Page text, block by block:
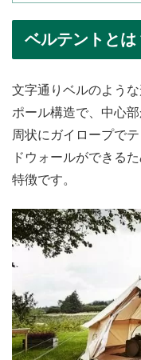
ベルテントとは
文字通りベルのよう
ポール構造で、中心
周状にガイロープで
ドウォールができる
特徴です。